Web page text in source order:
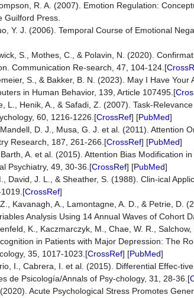
R. A. (2007). Emotion Regulation:
Guilford Press.
Y. J. (2006). Temporal Course of Emotional
S., Mothes, C., & Polavin, N. (2020).
Communication Re-search, 47, 104-124.[
S., & Bakker, B. N. (2023). May I Have
in Human Behavior, 139, Article 107495.[
L., Henik, A., & Safadi, Z. (2007). Task-
60, 1216-1226.[CrossRef] [PubMed]
D. J., Musa, G. J. et al. (2011). Attention
Research, 187, 261-266.[CrossRef] [PubMed]
A. et al. (2015). Attention Bias Modification
Psychiatry, 49, 30-36.[CrossRef] [PubMed]
David, J. L., & Sheather, S. (1988). Clin-ical
CrossRef]
Kavanagh, A., Lamontagne, A. D., & Petrie, D.
Analysis Using 14 Annual Waves of Cohort
K., Kaczmarczyk, M., Chae, W. R.,
in Patients with Major Depression: The
35, 1017-1023.[CrossRef] [PubMed]
I., Cabrera, I. et al. (2015). Differential Effec-
de Psicología/Annals of Psy-chology, 31, 28-36.[
Acute Psychological Stress Promotes